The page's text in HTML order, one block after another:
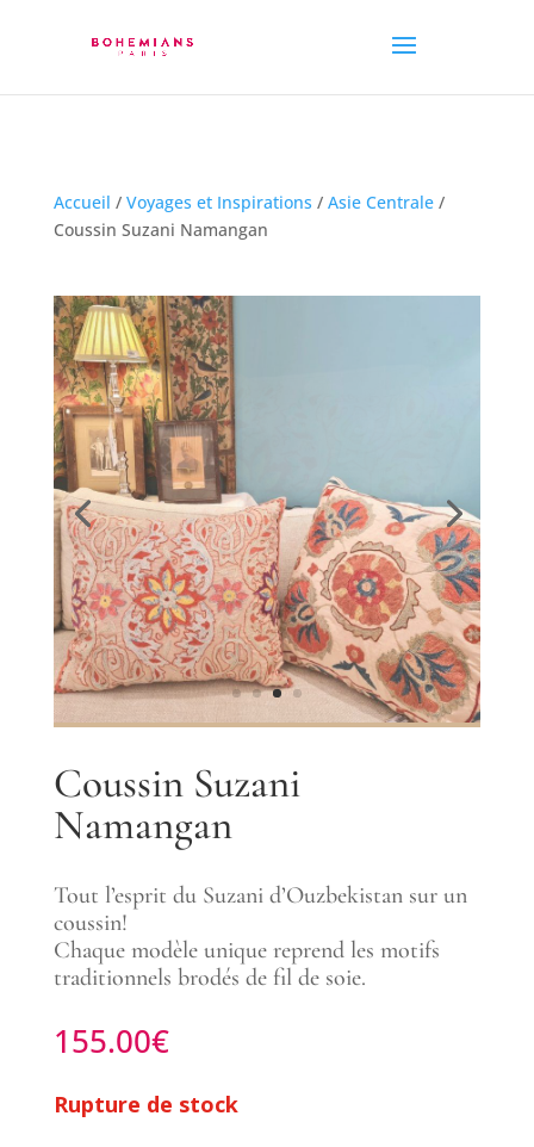
Accueil / Voyages et Inspirations / Asie Centrale/
Coussin Suzani Namangan
Coussin Suzani
Namangan
Tout l’esprit du Suzani d’Ouzbekistan sur un
coussin!
Chaque modèle unique reprend les motifs
traditionnels brodés de fil de soie.
155.00€
Rupture de stock